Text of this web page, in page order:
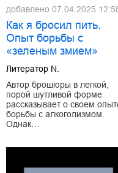
добавлено 07.04.2025
Как я бросил пить.
Опыт борьбы с
«зеленым змием»
Литератор N.
Автор брошюры в легкой,
порой шутливой форме
рассказывает о своем
борьбы с алкоголизмом.
Однак…